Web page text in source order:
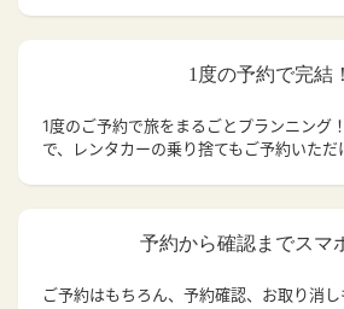
1度の予約で完結！
1度のご予約で旅をまるごとプランニング
で、レンタカーの乗り捨てもご予約いただ
予約から確認までスマ
ご予約はもちろん、予約確認、お取り消し